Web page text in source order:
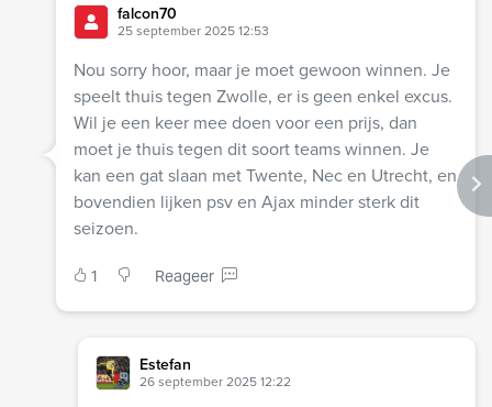
falcon70
25 september 2025 12:53
Nou sorry hoor, maar je moet gewoon winnen. Je
speelt thuis tegen Zwolle, er is geen enkel excus.
Wil je een keer mee doen voor een prijs, dan
moet je thuis tegen dit soort teams winnen. Je
kan een gat slaan met Twente, Nec en Utrecht, en
bovendien lijken psv en Ajax minder sterk dit
seizoen.
1 Reageer
Estefan
26 september 2025 12:22